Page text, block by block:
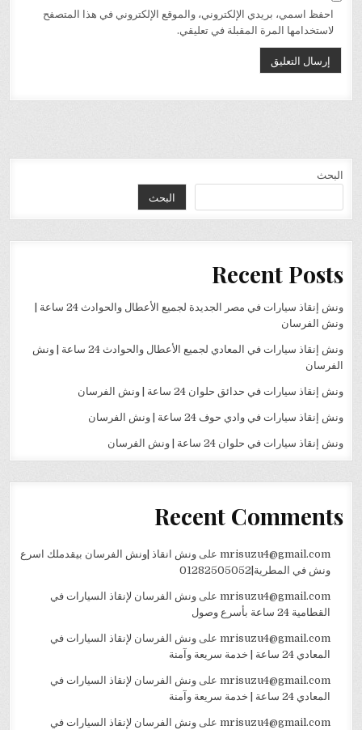
احفظ اسمي، بريدي الإلكتروني، والموقع الإلكتروني في هذا المتصفح
لاستخدامها المرة المقبلة في تعليقي.
البحث
البحث
Recent Posts
ونش إنقاذ سيارات في مصر الجديدة لجميع الأعطال والحوادث 24 ساعة |
ونش الفرسان
ونش إنقاذ سيارات في المعادي لجميع الأعطال والحوادث 24 ساعة | ونش
الفرسان
ونش إنقاذ سيارات في حدائق حلوان 24 ساعة | ونش الفرسان
ونش إنقاذ سيارات في وادي حوف 24 ساعة | ونش الفرسان
ونش إنقاذ سيارات في حلوان 24 ساعة | ونش الفرسان
Recent Comments
mrisuzu4@gmail.comعلى ونش انقاذ |ونش الفرسان بيقدملك اسرع
ونش في المطرية|01282505052
mrisuzu4@gmail.comعلى ونش الفرسان لإنقاذ السيارات في
القطامية 24 ساعة بأسرع وصول
mrisuzu4@gmail.comعلى ونش الفرسان لإنقاذ السيارات في
المعادي 24 ساعة | خدمة سريعة وآمنة
mrisuzu4@gmail.comعلى ونش الفرسان لإنقاذ السيارات في
المعادي 24 ساعة | خدمة سريعة وآمنة
mrisuzu4@gmail.comعلى ونش الفرسان لإنقاذ السيارات في